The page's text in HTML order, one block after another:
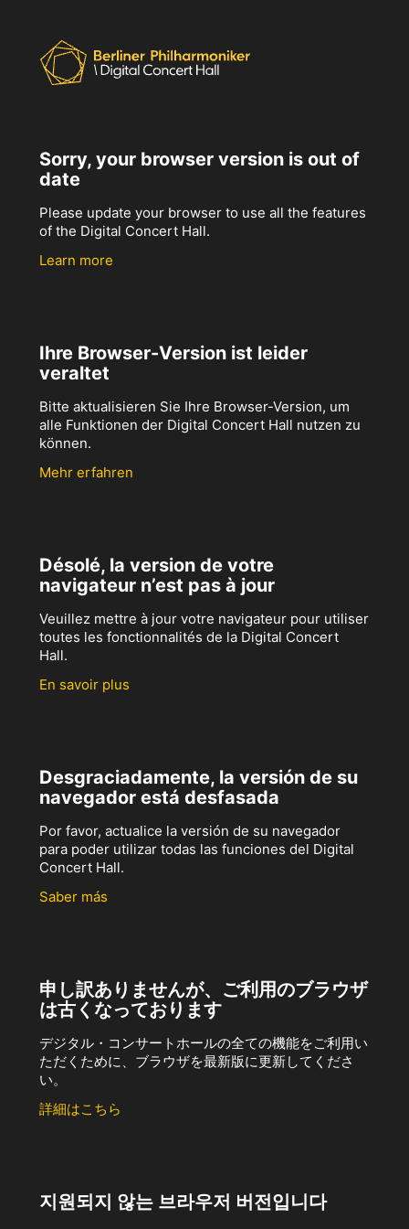
Sorry, your browser version is out of
date
Please update your browser to use all the features
of the Digital Concert Hall.
Learn more
Ihre Browser-Version ist leider
veraltet
Bitte aktualisieren Sie Ihre Browser-Version, um
alle Funktionen der Digital Concert Hall nutzen zu
können.
Mehr erfahren
Désolé, la version de votre
navigateur n’est pas à jour
Veuillez mettre à jour votre navigateur pour utiliser
toutes les fonctionnalités de la Digital Concert
Hall.
En savoir plus
Desgraciadamente, la versión de su
navegador está desfasada
Por favor, actualice la versión de su navegador
para poder utilizar todas las funciones del Digital
Concert Hall.
Saber más
申し訳ありませんが、ご利用のブラウザ
は古くなっております
デジタル・コンサートホールの全ての機能をご利用い
ただくために、ブラウザを最新版に更新してくださ
い。
詳細はこちら
지원되지 않는 브라우저 버전입니다